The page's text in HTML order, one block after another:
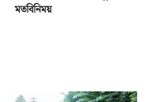
মতবিনিময়